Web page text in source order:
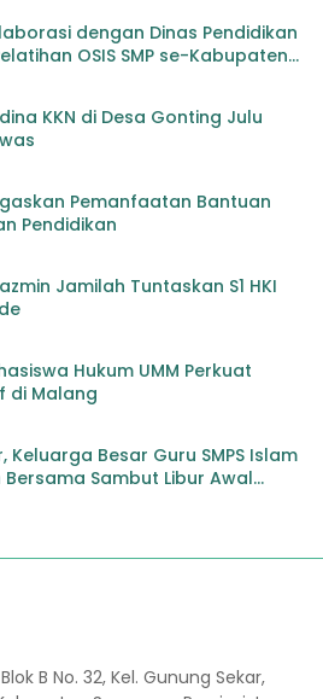
dengan Dinas Pendidikan
OSIS SMP se-Kabupaten
KKN di Desa Gonting Julu
Pemanfaatan Bantuan
Pendidikan
Jamilah Tuntaskan S1 HKI
Hukum UMM Perkuat
di Malang
Keluarga Besar Guru SMPS Islam
Sambut Libur Awal
B No. 32, Kel. Gunung Sekar,